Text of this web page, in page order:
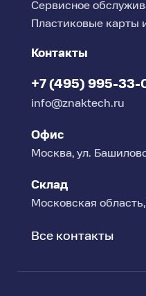
Сервисное
Пластиковые карты
Контакты
+7 (495) 995-33-
info@znaktech.ru
Офис
Москва, ул.
Склад
Московская область,
Все контакты